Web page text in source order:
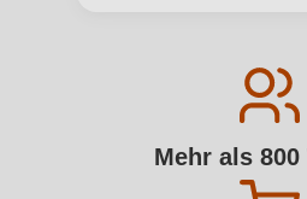
Mehr als 800